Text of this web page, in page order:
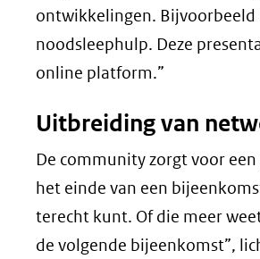
ontwikkelingen.
noodsleephulp. Deze
online platform.”
Uitbreiding van
De community zorgt voor
het einde van een
terecht kunt. Of die meer
de volgende bijeenkomst”,